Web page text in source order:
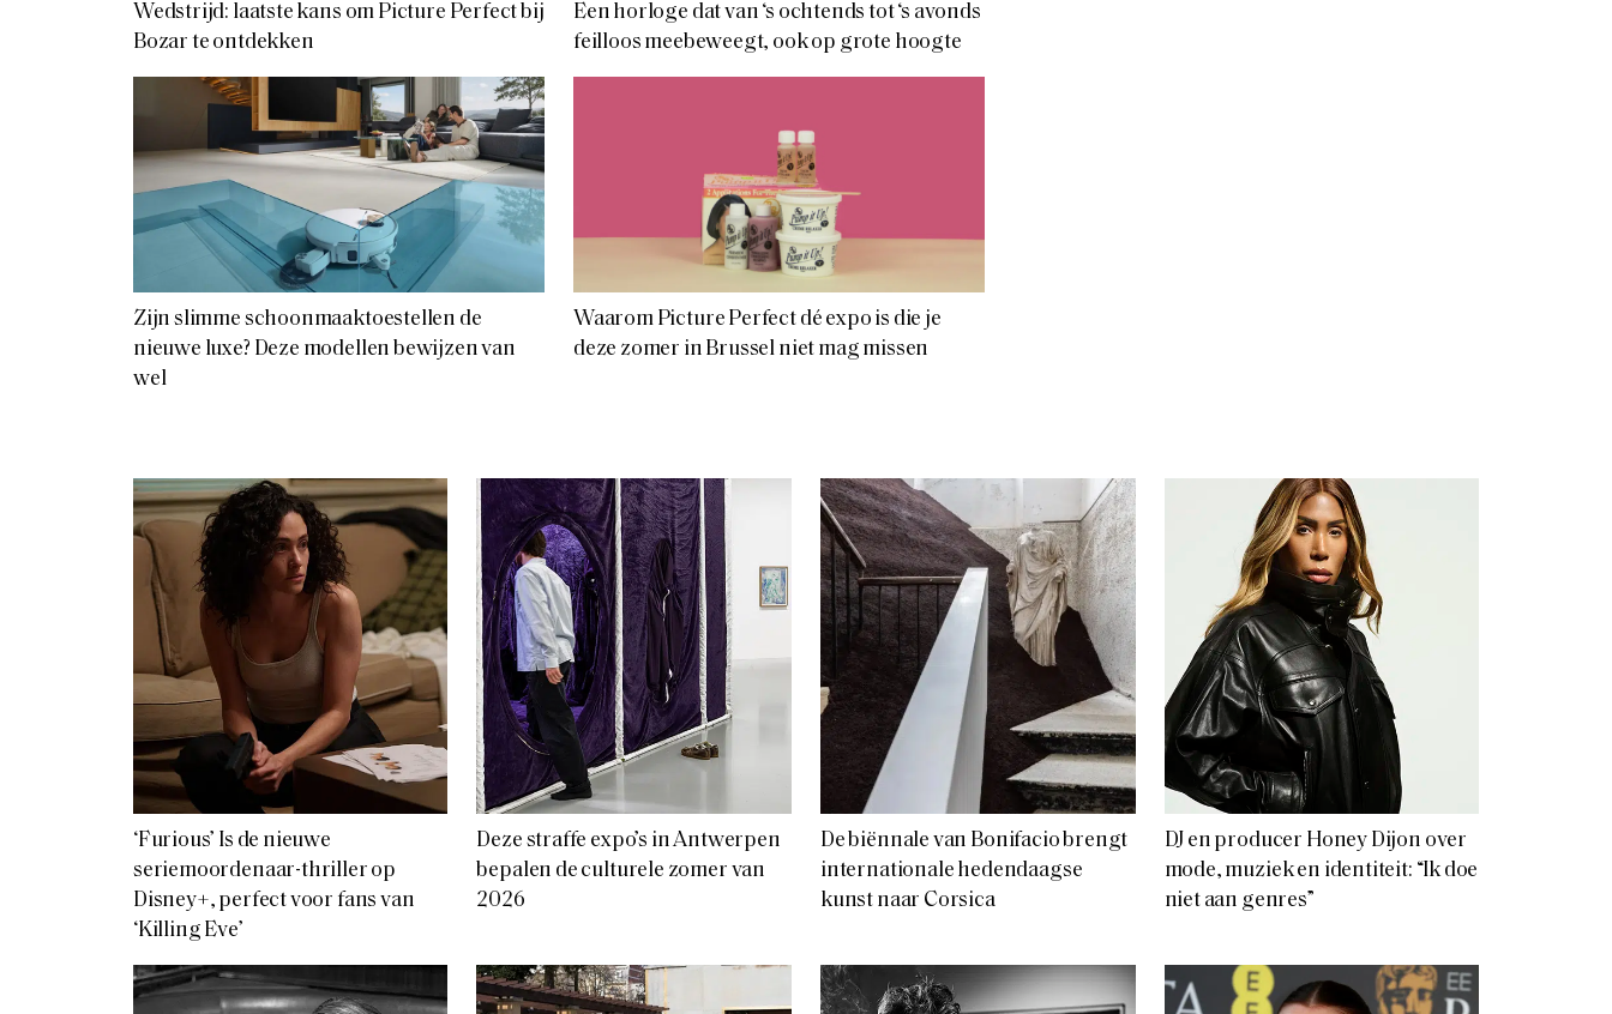
Wedstrijd: laatste kans om Picture Perfect bij
Bozar te ontdekken
Een horloge dat van ‘s ochtends tot ‘s avonds
feilloos meebeweegt, ook op grote hoogte
Zijn slimme schoonmaaktoestellen de
nieuwe luxe? Deze modellen bewijzen van
wel
Waarom Picture Perfect dé expo is die je
deze zomer in Brussel niet mag missen
‘Furious’ Is de nieuwe
seriemoordenaar-thriller op
Disney+, perfect voor fans van
‘Killing Eve’
Deze straffe expo’s in Antwerpen
bepalen de culturele zomer van
2026
De biënnale van Bonifacio brengt
internationale hedendaagse
kunst naar Corsica
DJ en producer Honey Dijon over
mode, muziek en identiteit: “Ik doe
niet aan genres”